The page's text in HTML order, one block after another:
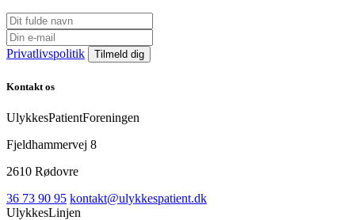
Privatlivspolitik
Kontakt os
UlykkesPatientForeningen
Fjeldhammervej 8
2610 Rødovre
36 73 90 95 kontakt@ulykkespatient.dk
UlykkesLinjen